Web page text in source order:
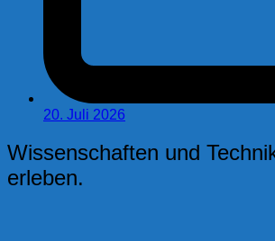
20. Juli 2026
Wissenschaften und
erleben.